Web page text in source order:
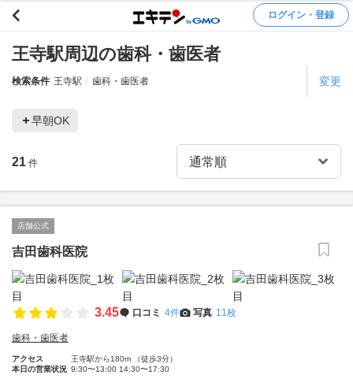
ログイン・登録
王寺駅周辺の歯科・歯医者
検索条件 王寺駅 歯科・歯医者 変更
早朝OK
21 件
店舗公式
吉田歯科医院
3.45 口コミ 4件 写真 11枚
歯科・歯医者
アクセス
王寺駅から180m （徒歩3分）
本日の営業状況 9:30〜13:00 14:30〜17:30